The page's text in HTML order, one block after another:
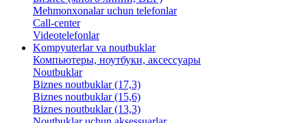
​Mehmonxonalar uchun telefonlar
Call-center
​Videotelefonlar
Kompyuterlar va noutbuklar
Компьютеры, ноутбуки, аксессуары
Noutbuklar
Biznes noutbuklar (17,3)
Biznes noutbuklar (15,6)
Biznes noutbuklar (13,3)